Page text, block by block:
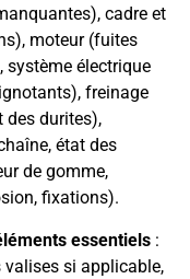
cadre et
moteur (fuites
système électrique
freinage
des durites),
état des
de gomme,
fixations).
essentiels :
valises si applicable,